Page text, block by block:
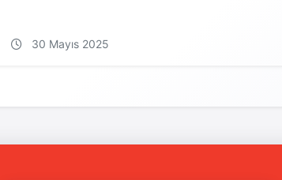
30 Mayıs 2025